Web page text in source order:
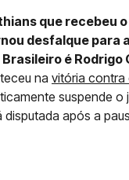
que recebeu
desfalque para
é Rodrigo
na vitória contra
suspende o
disputada após a